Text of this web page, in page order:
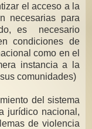
el acceso a la
necesarias para
es necesario
condiciones de
como en el
instancia a la
comunidades)
del sistema
jurídico nacional,
de violencia